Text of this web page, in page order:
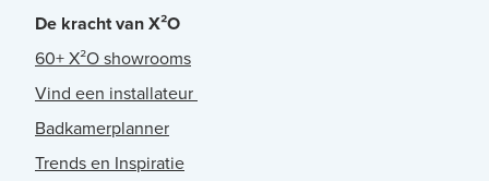
De kracht van X²O
60+ X²O showrooms
Vind een installateur
Badkamerplanner
Trends en Inspiratie